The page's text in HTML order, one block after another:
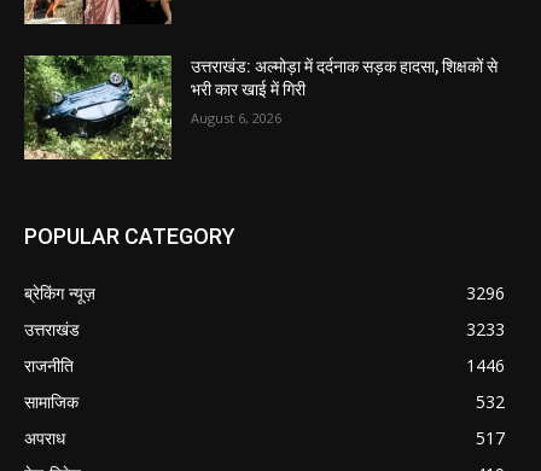
उत्तराखंड: अल्मोड़ा में दर्दनाक सड़क हादसा, शिक्षकों से
भरी कार खाई में गिरी
August 6, 2026
POPULAR CATEGORY
ब्रेकिंग न्यूज़
3296
उत्तराखंड
3233
राजनीति
1446
सामाजिक
532
अपराध
517